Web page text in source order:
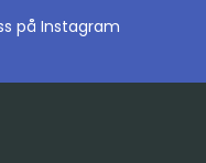
på Instagram